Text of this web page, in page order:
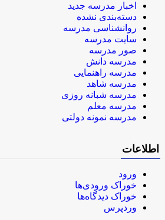
اخبار مدرسه جدید
دسته‌بندی نشده
روانشناسی مدرسه
سایت مدرسه
صور مدرسه
مدرسه دانش
مدرسه راهنمایی
مدرسه شاهد
مدرسه شبانه روزی
مدرسه معلم
مدرسه نمونه دولتی
اطلاعات
ورود
خوراک ورودی‌ها
خوراک دیدگاه‌ها
وردپرس